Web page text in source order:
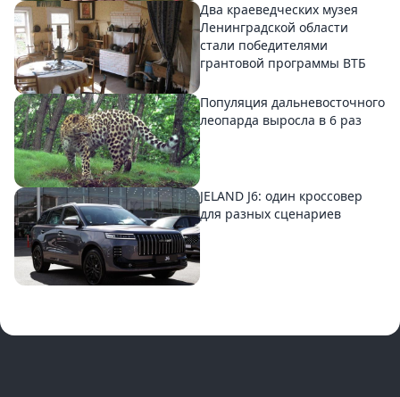
Два краеведческих музея
Ленинградской области
стали победителями
грантовой программы ВТБ
Популяция дальневосточного
леопарда выросла в 6 раз
JELAND J6: один кроссовер
для разных сценариев